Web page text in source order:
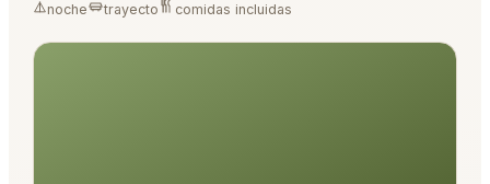
noche trayecto comidas incluidas